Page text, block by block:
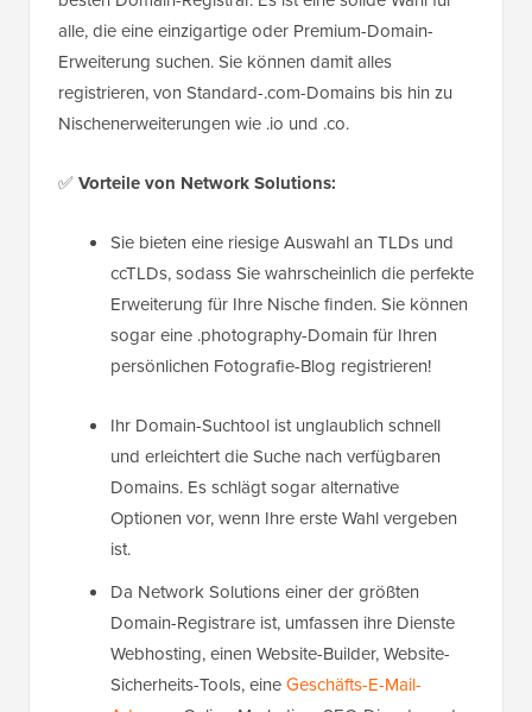
alle, die eine einzigartige oder Premium-Domain-
Erweiterung suchen. Sie können damit alles
registrieren, von Standard-.com-Domains bis hin zu
Nischenerweiterungen wie .io und .co.
✅Vorteile von Network Solutions:
Sie bieten eine riesige Auswahl an TLDs und
ccTLDs, sodass Sie wahrscheinlich die perfekte
Erweiterung für Ihre Nische finden. Sie können
sogar eine .photography-Domain für Ihren
persönlichen Fotografie-Blog registrieren!
Ihr Domain-Suchtool ist unglaublich schnell
und erleichtert die Suche nach verfügbaren
Domains. Es schlägt sogar alternative
Optionen vor, wenn Ihre erste Wahl vergeben
ist.
Da Network Solutions einer der größten
Domain-Registrare ist, umfassen ihre Dienste
Webhosting, einen Website-Builder, Website-
Sicherheits-Tools, eineGeschäfts-E-Mail-